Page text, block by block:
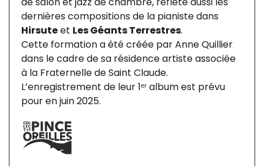
dernières compositions de la pianiste dans
Hirsuteet Les Géants Terrestres.
Cette formation a été créée par Anne Quillier
dans le cadre de sa résidence artiste associée
à la Fraternelle de Saint Claude.
L’enregistrement de leur 1ᵉʳ album est prévu
pour en juin 2025.